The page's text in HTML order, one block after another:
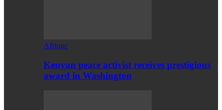
Afrique
Kenyan peace activist receives prestigious
award in Washington